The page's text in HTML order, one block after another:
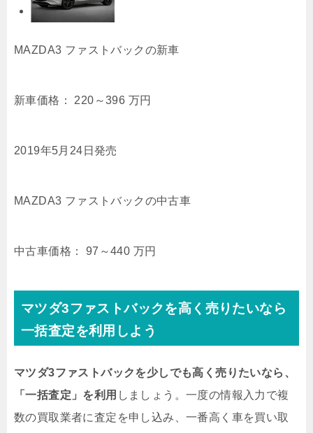
MAZDA3 ファストバックの新車
新車価格： 220～396 万円
2019年5月24日発売
MAZDA3 ファストバックの中古車
中古車価格： 97～440 万円
マツダ3ファストバックを高く売りたいなら
一括査定を利用しよう
マツダ3ファストバックを少しでも高く売りたいなら、
「一括査定」を利用 しましょう。一度の情報入力で複
数の買取業者に査定を申し込み、一番高く車を買い取